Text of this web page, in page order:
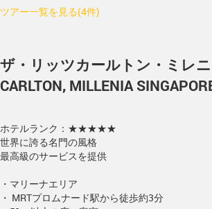
ツアー一覧を見る(4件)
ザ・リッツカールトン・ミレ
CARLTON, MILLENIA
ホテルランク：★★★★★
世界に誇る名門の風格
最高級のサービスを提供
・マリーナエリア
・ MRTプロムナード駅から徒歩約3分